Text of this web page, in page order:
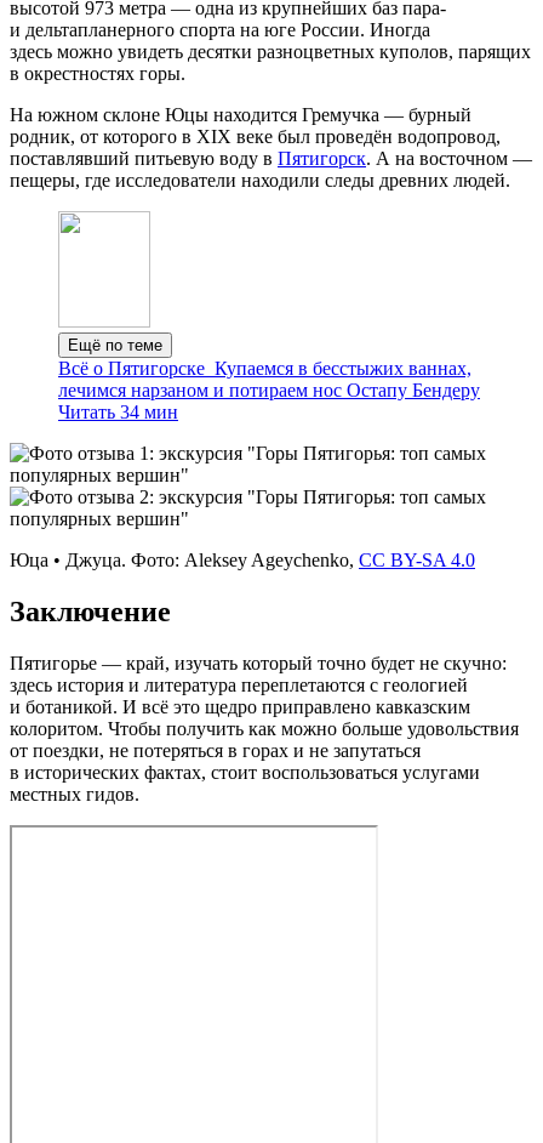
высотой 973 метра — одна из крупнейших баз пара-
и дельтапланерного спорта на юге России. Иногда
здесь можно увидеть десятки разноцветных куполов, парящих
в окрестностях горы.
На южном склоне Юцы находится Гремучка — бурный
родник, от которого в XIX веке был проведён водопровод,
поставлявший питьевую воду в Пятигорск. А на восточном —
пещеры, где исследователи находили следы древних людей.
Ещё по теме
Всё о Пятигорске Купаемся в бесстыжих ваннах,
лечимся нарзаном и потираем нос Остапу Бендеру
Читать 34 мин
Юца • Джуца. Фото: Aleksey Ageychenko, CC BY-SA 4.0
Заключение
Пятигорье — край, изучать который точно будет не скучно:
здесь история и литература переплетаются с геологией
и ботаникой. И всё это щедро приправлено кавказским
колоритом. Чтобы получить как можно больше удовольствия
от поездки, не потеряться в горах и не запутаться
в исторических фактах, стоит воспользоваться услугами
местных гидов.